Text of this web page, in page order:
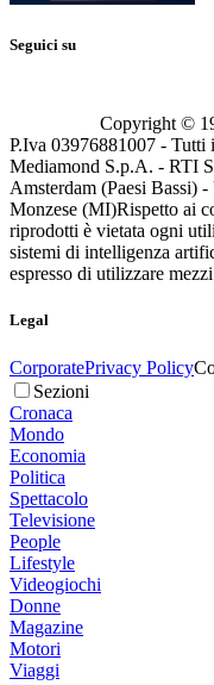
Seguici su
Copyright ©
P.Iva 03976881007 -
Mediamond S.p.A. - RTI
Amsterdam (Paesi Bassi)
Monzese (MI)Rispetto ai
riprodotti è vietata ogni
sistemi di intelligenza
espresso di utilizzare
Legal
CorporatePrivacy Policy
Sezioni
Cronaca
Mondo
Economia
Politica
Spettacolo
Televisione
People
Lifestyle
Videogiochi
Donne
Magazine
Motori
Viaggi